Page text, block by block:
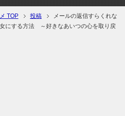
TOP 投稿
メールの返信すらくれな
にする方法 ～好きなあいつの心を取り戻